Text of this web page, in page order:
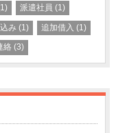
派遣社員 (1)
み (1) 追加借入 (1)
絡(3)